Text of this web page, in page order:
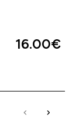
16.00€‎